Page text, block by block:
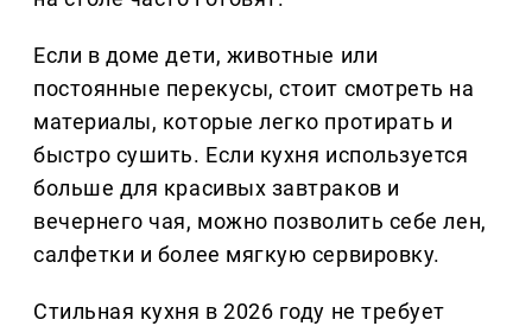
Если в доме дети, животные или
постоянные перекусы, стоит смотреть на
материалы, которые легко протирать и
быстро сушить. Если кухня используется
больше для красивых завтраков и
вечернего чая, можно позволить себе лен,
салфетки и более мягкую сервировку.
Стильная кухня в 2026 году не требует